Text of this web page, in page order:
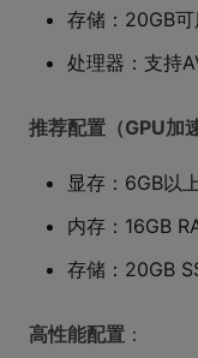
存储：20GB
处理器：支持
推荐配置（GPU加速
显存：6GB以
内存：16GB
存储：20GB
高性能配置 ：